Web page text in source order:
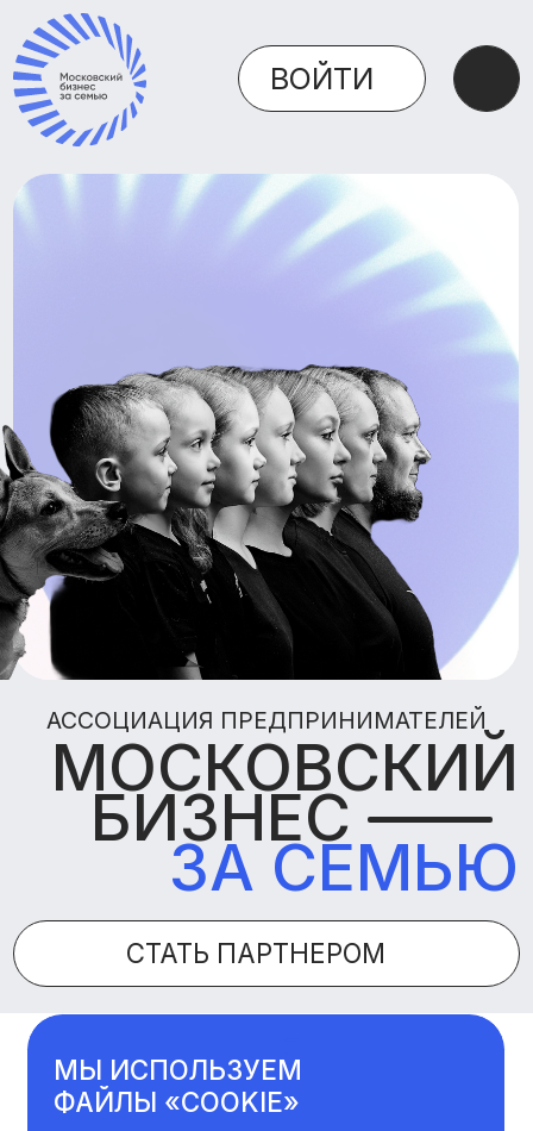
ВОЙТИ
СТАТЬ ПАРТНЕРОМ
АССОЦИАЦИЯ ПРЕДПРИНИМАТЕЛЕЙ
МОСКОВСКИЙ
БИЗНЕС
ЗА СЕМЬЮ
МЫ ИСПОЛЬЗУЕМ
ФАЙЛЫ «COOKIE»
ДЛЯ СБОРА И АНАЛИЗА
ИНФОРМАЦИИ О
ПРОИЗВОДИТЕЛЬНОСТИ И
ИСПОЛЬЗОВАНИИ САЙТА, А ТАКЖЕ
ДЛЯ УЛУЧШЕНИЯ И
«ПРОДОЛЖАЯ ПОЛЬЗОВАТЬСЯ
САЙТОМ», ВЫ СОГЛАШАЕТЕСЬ НА
ОБРАБОТКУ ФАЙЛОВ «COOKIE».